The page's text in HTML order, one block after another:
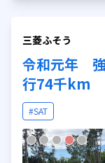
三菱ふそう
令和元年
行74千km
#SAT